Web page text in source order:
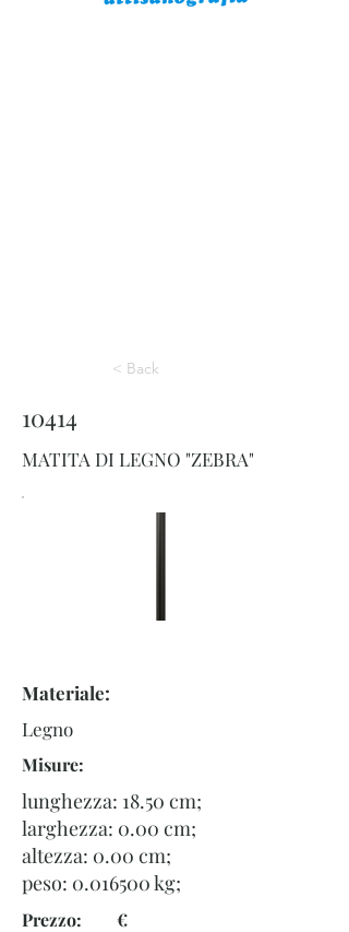
< Back
10414
MATITA DI LEGNO "ZEBRA"
Materiale:
Legno
Misure:
lunghezza: 18.50 cm;
larghezza: 0.00 cm;
altezza: 0.00 cm;
peso: 0.016500kg;
Prezzo: €